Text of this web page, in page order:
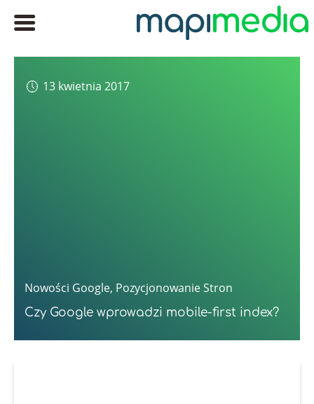
13 kwietnia 2017
Nowości Google, Pozycjonowanie Stron
Czy Google wprowadzi mobile-first index?